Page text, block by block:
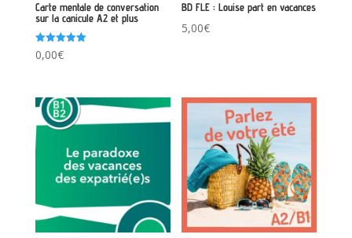
Carte mentale de conversation
sur la canicule A2 et plus
Note
5.00
0,00€
BD FLE : Louise part en vacances
5,00€